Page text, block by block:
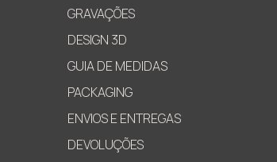
GRAVAÇÕES
DESIGN 3D
GUIA DE MEDIDAS
PACKAGING
ENVIOS E ENTREGAS
DEVOLUÇÕES